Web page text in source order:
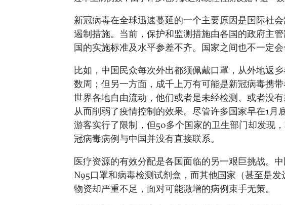
新冠病毒在全球迅速蔓延的一个主要原因是国际社
遏制措施。当前，保护和监测措施由各国的政府主
国的实施标准及水平参差不齐。国家之间也不一定会
比如，中国民众每次外出都须佩戴口罩，从外地返
数周；但另一方面，成千上万有可能是新冠病毒携
世界各地自由流动，他们或者是未经检测、或者没有
从而削弱了疫情控制的效果。尽管许多国家早在1月
游客实行了限制，但50多个国家的卫生部门却发现
冠病毒病例与中国并没有直接联系。
医疗资源的有效分配是各国面临的另一艰巨挑战。
N95口罩和病毒检测试剂盒，而其他国家（甚至是发
物资却严重不足，面对可能激增的病例束手无策。